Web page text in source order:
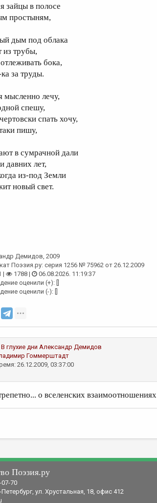
зайцы в полосе
простыням,
дым под облака
из трубы,
бока,
за труды.
мысленно лечу,
спешу,
спать хочу,
пишу,
в сумрачной дали
давних лет,
из-под Земли
новый свет.
Демидов, 2009
Поэзия.ру: серия 1256 № 75962 от 26.12.2009
| 1788 |
06.08.2026. 11:19:37
оценили (+): []
оценили (-): []
В глухие дни Александр Демидов
Гоммерштадт
26.12.2009, 03:37:00
о вселенских взаимоотношениях
Поэзия.ру
07-70
Петербург, ул. Хрустальная, 18, офис 412